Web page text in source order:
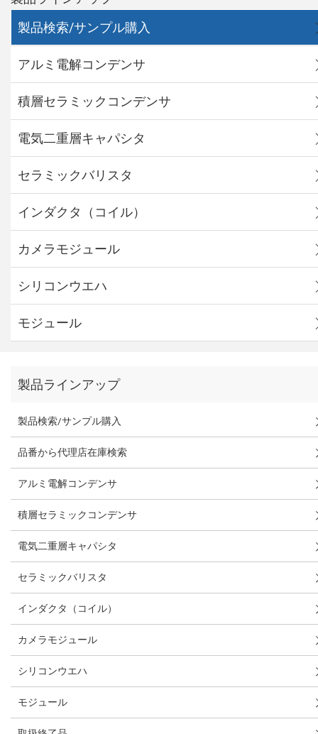
製品検索/サンプル購入
アルミ電解コンデンサ
積層セラミックコンデンサ
電気二重層キャパシタ
セラミックバリスタ
インダクタ（コイル）
カメラモジュール
シリコンウエハ
モジュール
製品ラインアップ
製品検索/サンプル購入
品番から代理店在庫検索
アルミ電解コンデンサ
積層セラミックコンデンサ
電気二重層キャパシタ
セラミックバリスタ
インダクタ（コイル）
カメラモジュール
シリコンウエハ
モジュール